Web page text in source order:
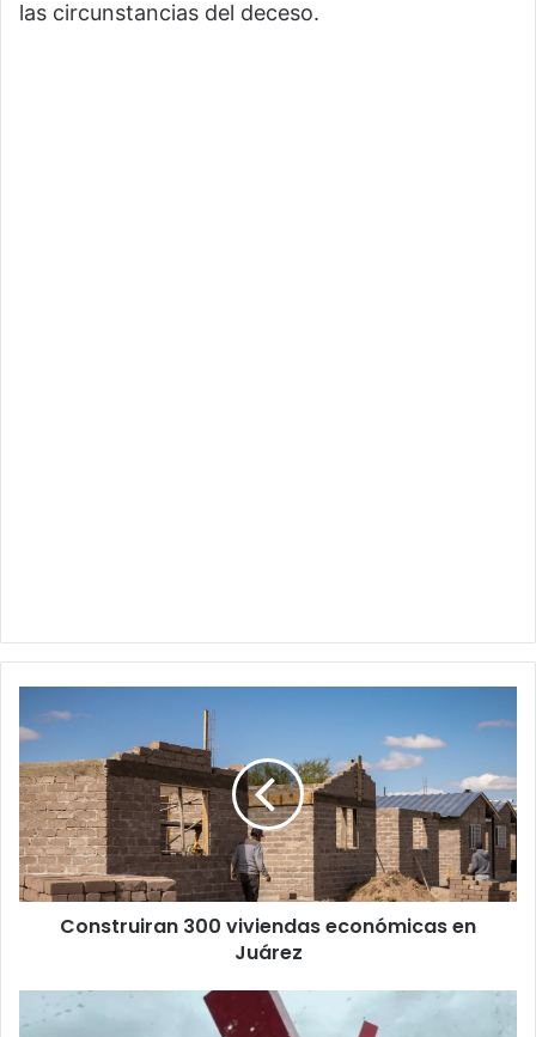
las circunstancias del deceso.
300
viviendas
económicas
en
Juárez
Construiran 300 viviendas económicas en
Juárez
Pronostican
lluvias